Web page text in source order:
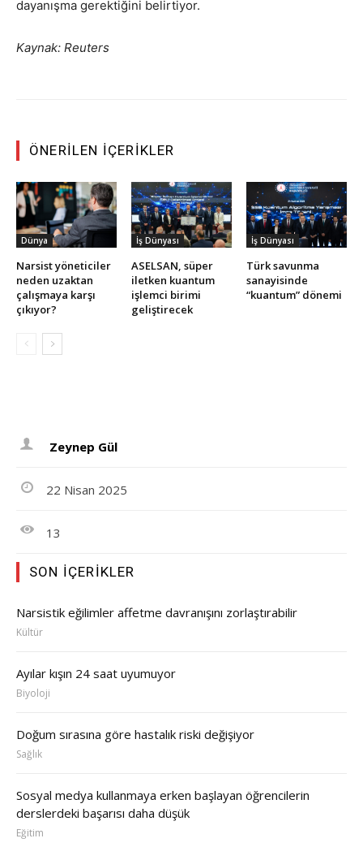
dayanışma gerektiğini belirtiyor.
Kaynak: Reuters
ÖNERILEN İÇERIKLER
Dünya
Narsist yöneticiler
neden uzaktan
çalışmaya karşı
çıkıyor?
İş Dünyası
ASELSAN, süper
iletken kuantum
işlemci birimi
geliştirecek
İş Dünyası
Türk savunma
sanayisinde
“kuantum” dönemi
Zeynep Gül
22 Nisan 2025
13
SON İÇERIKLER
Narsistik eğilimler affetme davranışını zorlaştırabilir
Kültür
Ayılar kışın 24 saat uyumuyor
Biyoloji
Doğum sırasına göre hastalık riski değişiyor
Sağlık
Sosyal medya kullanmaya erken başlayan öğrencilerin
derslerdeki başarısı daha düşük
Eğitim